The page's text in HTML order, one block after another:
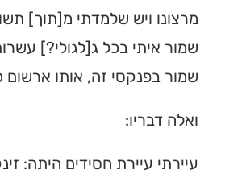
מרצונו ויש שלמדתי מ[תוך]
שמור איתי בכל ג[לגולי?]
שמור בפנקסי זה, אותו
ואלה דבריו:
עיירתי עיירת חסידים היתה: